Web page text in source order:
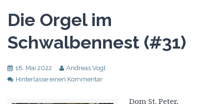
Die Orgel im
Schwalbennest (#31)
18. Mai 2022
Andreas Vogt
Hinterlasse einen Kommentar
Dom St. Peter,